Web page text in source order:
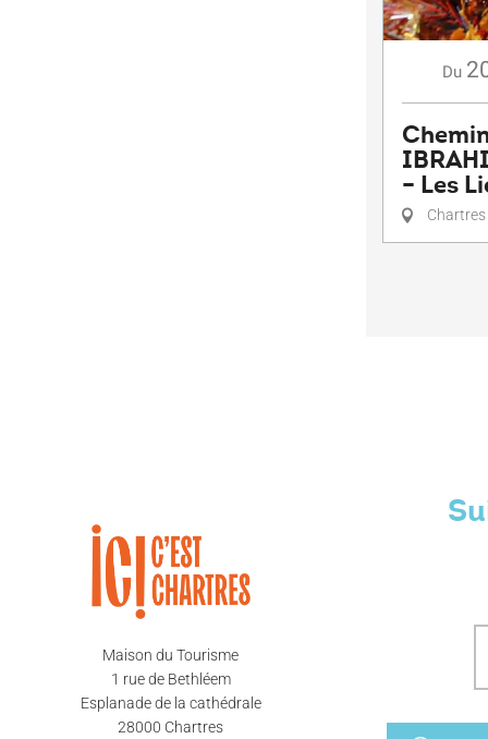
Du
– Les
Chartres
Maison du Tourisme
1 rue de Bethléem
Esplanade de la cathédrale
28000 Chartres